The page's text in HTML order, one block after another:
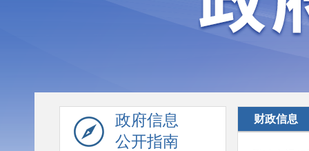
政府信息
公开指南
财政信息